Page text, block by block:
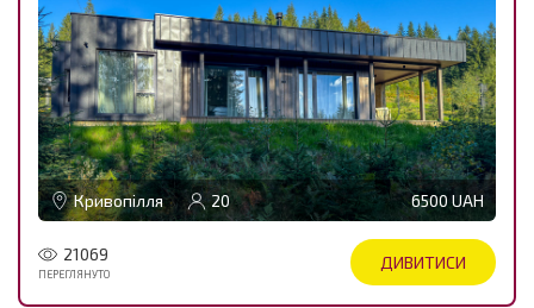
Кривопілля 20 6500 UAH
21069
ПЕРЕГЛЯНУТО
ДИВИТИСИ